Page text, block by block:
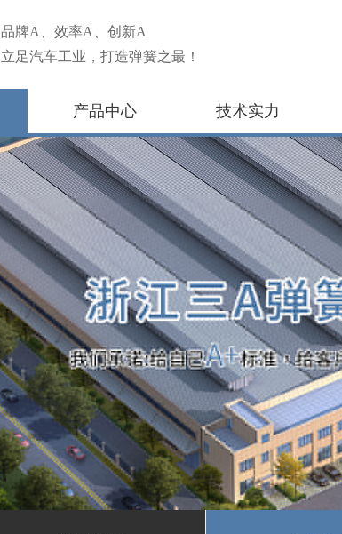
品牌A、效率A、创新A
立足汽车工业，打造弹簧之最！
产品中心 技术实力